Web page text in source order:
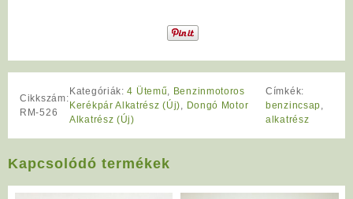
Cikkszám:
RM-526
Kategóriák:4 Ütemű, Benzinmotoros
Kerékpár Alkatrész (Új), Dongó Motor
Alkatrész (Új)
Címkék:
benzincsap,
alkatrész
Kapcsolódó termékek